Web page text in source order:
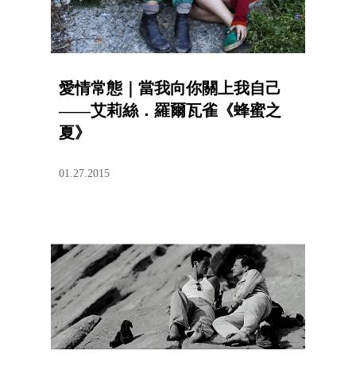
愛情常態｜當我向你關上我自己
——艾莉絲．羅爾瓦雀《蜂蜜之
夏》
01.27.2015